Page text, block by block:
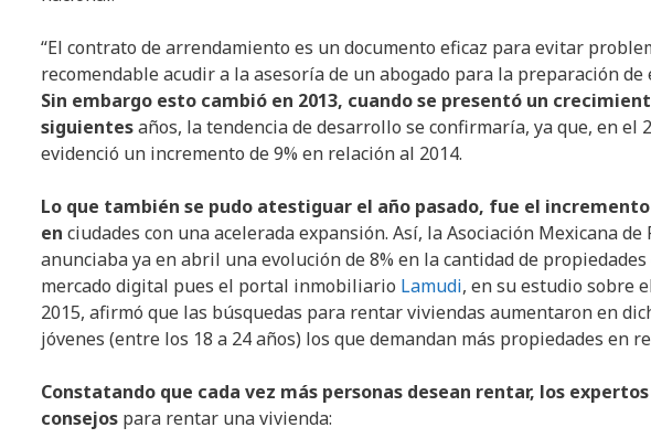
“El contrato de arrendamiento es un documento eficaz para evitar
recomendable acudir a la asesoría de un abogado para la preparación de
Sin embargo esto cambió en 2013, cuando se presentó un
siguientesaños, la tendencia de desarrollo se confirmaría, ya que, en el
evidenció un incremento de 9% en relación al 2014.
Lo que también se pudo atestiguar el año pasado, fue el
en ciudades con una acelerada expansión. Así, la Asociación Mexicana
anunciaba ya en abril una evolución de 8% en la cantidad de
mercado digital pues el portal inmobiliario Lamudi, en su estudio sobre
2015, afirmó que las búsquedas para rentar viviendas aumentaron en
jóvenes (entre los 18 a 24 años) los que demandan más propiedades en
Constatando que cada vez más personas desean rentar, los
consejos para rentar una vivienda: